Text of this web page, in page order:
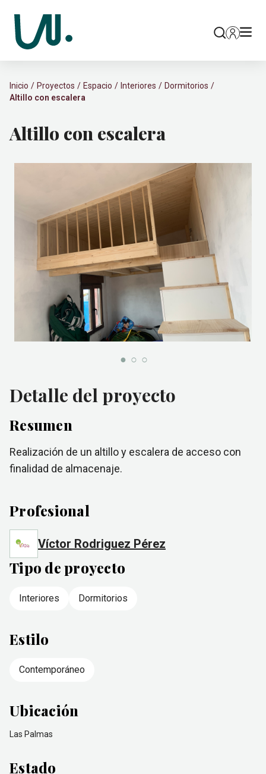
Inicio Proyectos Espacio Interiores
Dormitorios
Altillo con escalera
Altillo con escalera
Detalle del proyecto
Resumen
Realización de un altillo y escalera de acceso con
finalidad de almacenaje.
Profesional
Víctor Rodriguez Pérez
Tipo de proyecto
Interiores Dormitorios
Estilo
Contemporáneo
Ubicación
Las Palmas
Estado